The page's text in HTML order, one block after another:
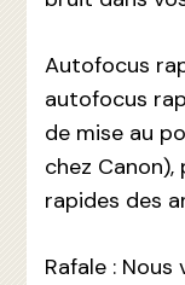
Autofocus
autofocus
de mise au
chez
rapides des
Rafale :